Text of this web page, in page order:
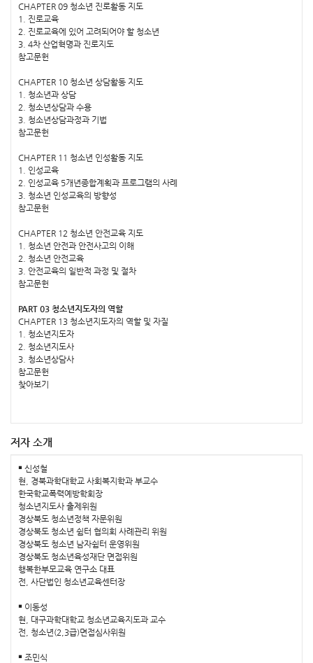
CHAPTER 09 청소년 진로활동 지도
1. 진로교육
2. 진로교육에 있어 고려되어야 할 청소년
3. 4차 산업혁명과 진로지도
참고문헌
CHAPTER 10 청소년 상담활동 지도
1. 청소년과 상담
2. 청소년상담과 수용
3. 청소년상담과정과 기법
참고문헌
CHAPTER 11 청소년 인성활동 지도
1. 인성교육
2. 인성교육 5개년종합계획과 프로그램의 사례
3. 청소년 인성교육의 방향성
참고문헌
CHAPTER 12 청소년 안전교육 지도
1. 청소년 안전과 안전사고의 이해
2. 청소년 안전교육
3. 안전교육의 일반적 과정 및 절차
참고문헌
PART 03 청소년지도자의 역할
CHAPTER 13 청소년지도자의 역할 및 자질
1. 청소년지도자
2. 청소년지도사
3. 청소년상담사
참고문헌
찾아보기
저자 소개
￭ 신성철
현, 경북과학대학교 사회복지학과 부교수
한국학교폭력예방학회장
청소년지도사 출제위원
경상북도 청소년정책 자문위원
경상북도 청소년 쉼터 협의회 사례관리 위원
경상북도 청소년 남자쉼터 운영위원
경상북도 청소년육성재단 면접위원
행복한부모교육 연구소 대표
전, 사단법인 청소년교육센터장
￭ 이동성
현, 대구과학대학교 청소년교육지도과 교수
전, 청소년(2,3급)면접심사위원
￭ 조민식